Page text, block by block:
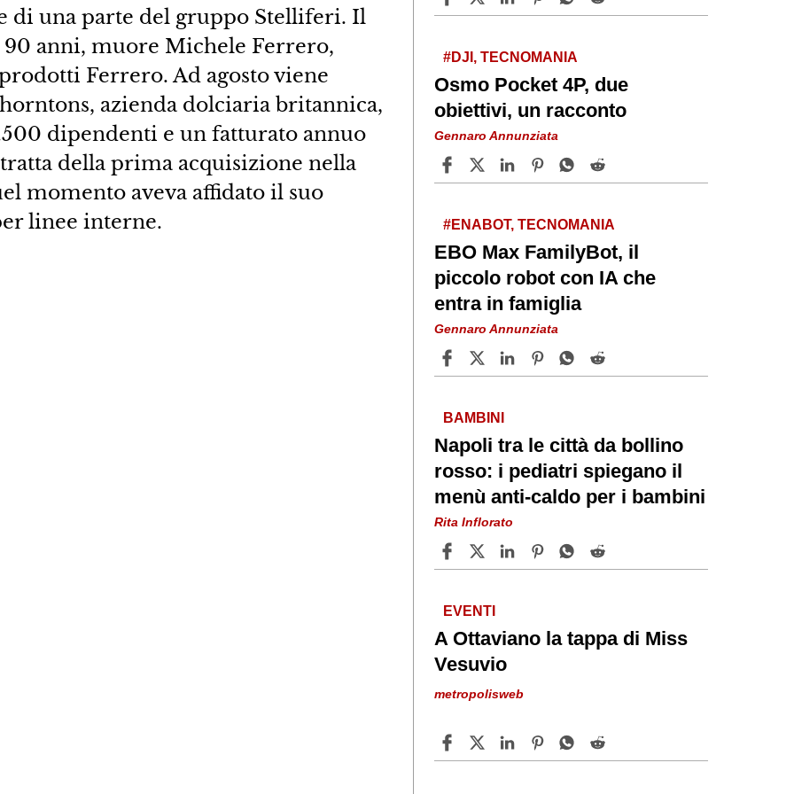
di una parte del gruppo Stelliferi. Il
90 anni, muore Michele Ferrero,
Ferrero. Ad agosto viene
azienda dolciaria britannica,
dipendenti e un fatturato annuo
della prima acquisizione nella
momento aveva affidato il suo
linee interne.
#DJI, TECNOMANIA
Osmo Pocket 4P, due
obiettivi, un racconto
Gennaro Annunziata
#ENABOT, TECNOMANIA
EBO Max FamilyBot, il
piccolo robot con IA che
entra in famiglia
Gennaro Annunziata
BAMBINI
Napoli tra le città da bollino
rosso: i pediatri spiegano il
menù anti-caldo per i bambini
Rita Inflorato
EVENTI
A Ottaviano la tappa di Miss
Vesuvio
metropolisweb